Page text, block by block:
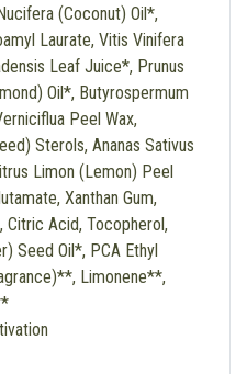
(Coconut) Oil*,
Laurate, Vitis Vinifera
Leaf Juice*, Prunus
Oil*, Butyrospermum
Peel Wax,
Sterols, Ananas Sativus
Limon (Lemon) Peel
Xanthan Gum,
Acid, Tocopherol,
Seed Oil*, PCA Ethyl
Limonene**,